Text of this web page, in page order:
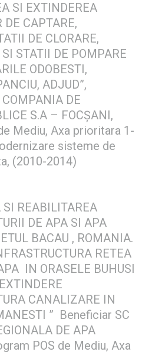
SI EXTINDEREA
DE CAPTARE,
DE CLORARE,
STATII DE POMPARE
ODOBESTI,
ADJUD”,
DE
S.A – FOCŞANI,
Mediu, Axa prioritara 1-
sisteme de
(2010-2014)
SI REABILITAREA
DE APA SI APA
BACAU , ROMANIA.
RETEA
IN ORASELE BUHUSI
CANALIZARE IN
” Beneficiar SC
DE APA
POS de Mediu, Axa